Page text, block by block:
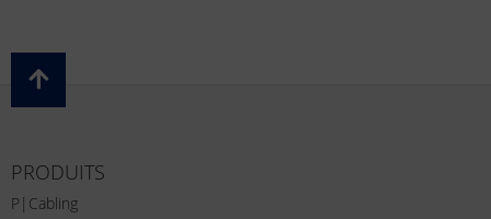
PRODUITS
P|Cabling